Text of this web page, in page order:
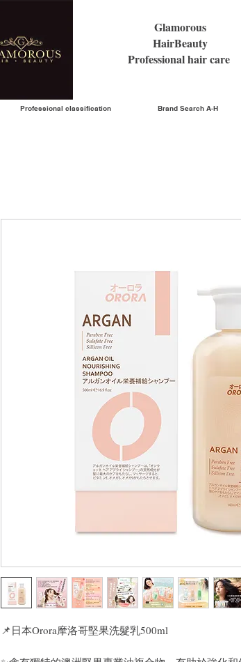
Glamorous
HairBeauty
Professional hair care
Professional classification Brand Search A-H
📌 日本Orora摩洛哥堅果洗髮乳500ml